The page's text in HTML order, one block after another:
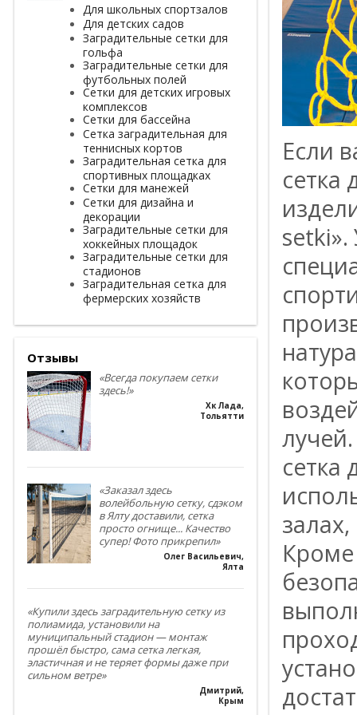
Для школьных спортзалов
Для детских садов
Заградительные сетки для
гольфа
Заградительные сетки для
футбольных полей
Сетки для детских игровых
комплексов
Сетки для бассейна
Сетка заградительная для
теннисных кортов
Заградительная сетка для
спортивных площадках
Сетки для манежей
Сетки для дизайна и
декорации
Заградительные сетки для
хоккейных площадок
Заградительные сетки для
стадионов
Заградительная сетка для
фермерских хозяйств
Отзывы
«Всегда покупаем сетки
здесь!»
Хк Лада,
Тольятти
«Заказал здесь
волейбольную сетку, сдэком
в Ялту доставили, сетка
просто огнище... Качество
супер! Фото прикрепил»
Олег Васильевич,
Ялта
«Купили здесь заградительную сетку из
полиамида, установили на
муниципальный стадион — монтаж
прошёл быстро, сама сетка легкая,
эластичная и не теряет формы даже при
сильном ветре»
Дмитрий,
Крым
Если
сетка
сетка
Кроме